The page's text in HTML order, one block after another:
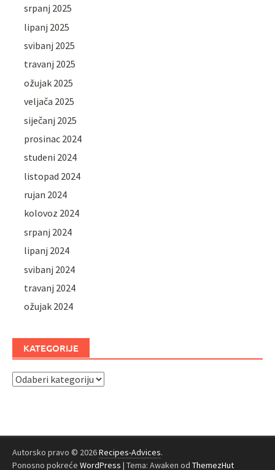
srpanj 2025
lipanj 2025
svibanj 2025
travanj 2025
ožujak 2025
veljača 2025
siječanj 2025
prosinac 2024
studeni 2024
listopad 2024
rujan 2024
kolovoz 2024
srpanj 2024
lipanj 2024
svibanj 2024
travanj 2024
ožujak 2024
KATEGORIJE
Kategorije
Autorsko pravo © 2026Recipes-Advices.
Ponosno pokreće WordPress | Tema: Awaken od ThemezHut